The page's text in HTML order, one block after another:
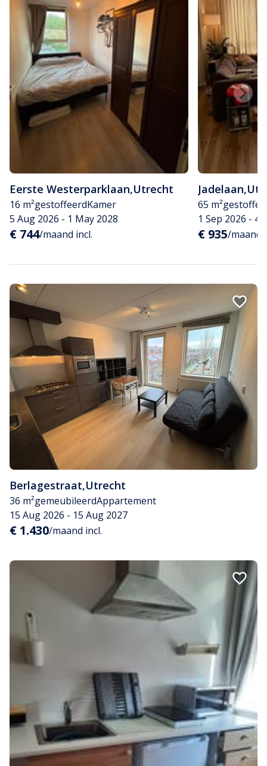
Eerste Westerparklaan,Utrecht
16 m²gestoffeerdKamer
5 Aug 2026 - 1 May 2028
€ 744/maand incl.
Jadelaan,
65 m²
1 Sep 2026 - 4
€ 935/maand
Berlagestraat,Utrecht
36 m²gemeubileerdAppartement
15 Aug 2026 - 15 Aug 2027
€ 1.430/maand incl.